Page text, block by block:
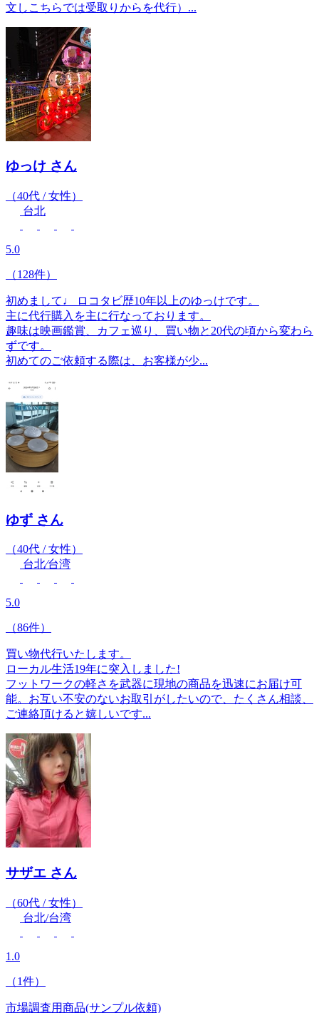
文しこちらでは受取りからを代行）...
ゆっけ さん
（40代 / 女性）
台北
5.0
（128件）
初めまして♩ ロコタビ歴10年以上のゆっけです。
主に代行購入を主に行なっております。
趣味は映画鑑賞、カフェ巡り、買い物と20代の頃から変わら
ずです。
初めてのご依頼する際は、お客様が少...
ゆず さん
（40代 / 女性）
台北⁄台湾
5.0
（86件）
買い物代行いたします。
ローカル生活19年に突入しました!
フットワークの軽さを武器に現地の商品を迅速にお届け可
能。お互い不安のないお取引がしたいので、たくさん相談、
ご連絡頂けると嬉しいです...
サザエ さん
（60代 / 女性）
台北/台湾
1.0
（1件）
市場調査用商品(サンプル依頼)